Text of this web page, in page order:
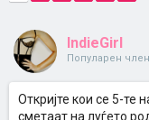
IndieGirl
Популарен член
Откријте кои се 5-те
сметаат на луѓето